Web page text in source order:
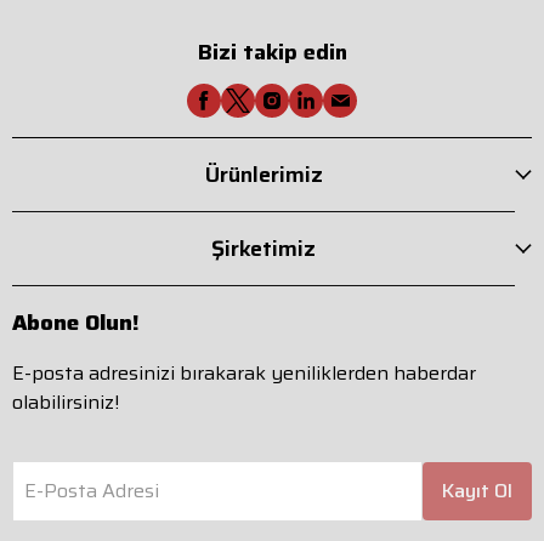
Bizi takip edin
Ürünlerimiz
Şirketimiz
Abone Olun!
E-posta adresinizi bırakarak yeniliklerden haberdar
olabilirsiniz!
E-Posta Adresi Kayıt Ol